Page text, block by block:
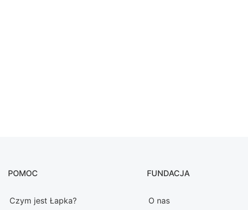
POMOC
Czym jest Łapka?
FUNDACJA
O nas